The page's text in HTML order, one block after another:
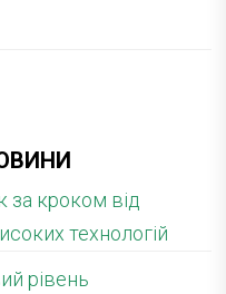
за кроком від
технологій
рівень